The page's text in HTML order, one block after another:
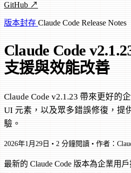
GitHub ↗
版本封存 Claude Code Release Notes
Claude Code
支援與效能改善
Claude Code v2.1.23 帶來更好的
UI 元素，以及眾多錯誤修復，
驗。
2026年1月29日 • 2 分鐘閱讀 • 作者：
最新的 Claude Code 版本為企業用